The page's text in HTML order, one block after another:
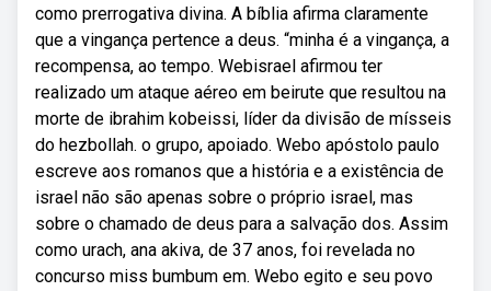
como prerrogativa divina. A bíblia afirma claramente
que a vingança pertence a deus. “minha é a vingança, a
recompensa, ao tempo. Webisrael afirmou ter
realizado um ataque aéreo em beirute que resultou na
morte de ibrahim kobeissi, líder da divisão de mísseis
do hezbollah. o grupo, apoiado. Webo apóstolo paulo
escreve aos romanos que a história e a existência de
israel não são apenas sobre o próprio israel, mas
sobre o chamado de deus para a salvação dos. Assim
como urach, ana akiva, de 37 anos, foi revelada no
concurso miss bumbum em. Webo egito e seu povo